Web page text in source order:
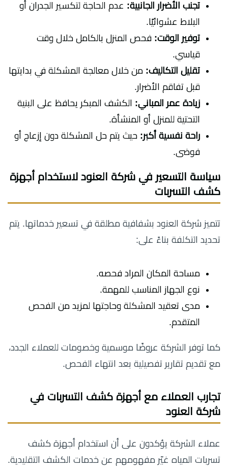
تجنب الأضرار الجانبية: عدم الحاجة لتكسير الجدران أو
البلاط عشوائيًا.
توفير الوقت: فحص المنزل بالكامل خلال وقت
قياسي.
تقليل التكاليف: من خلال معالجة المشكلة في بدايتها
قبل تفاقم الأضرار.
زيادة عمر المباني: الكشف المبكر يحافظ على البنية
التحتية للمنزل أو المنشأة.
راحة نفسية أكبر: حيث يتم حل المشكلة دون إزعاج أو
فوضى.
سياسة التسعير في شركة العنود لاستخدام أجهزة
كشف التسربات
تتميز شركة العنود بشفافية مطلقة في تسعير خدماتها. يتم
تحديد التكلفة بناءً على:
مساحة المكان المراد فحصه.
نوع الجهاز المناسب للمهمة.
مدى تعقيد المشكلة وحاجتها لمزيد من الفحص
المتقدم.
كما توفر الشركة عروضًا موسمية وخصومات للعملاء الجدد،
مع تقديم تقارير تفصيلية بعد انتهاء الفحص.
تجارب العملاء مع أجهزة كشف التسربات في
شركة العنود
عملاء الشركة يؤكدون على أن استخدام أجهزة كشف
تسربات المياه غيّر مفهومهم عن خدمات الكشف التقليدية.